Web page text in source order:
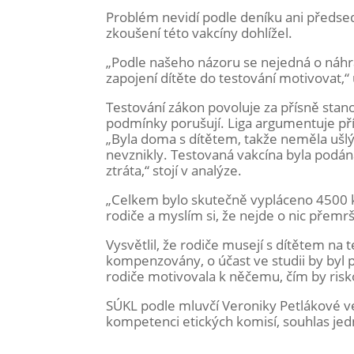
Problém nevidí podle deníku ani
zkoušení této vakcíny dohlížel.
„Podle našeho názoru se nejedná o
zapojení dítěte do testování
Testování zákon povoluje za přísně
podmínky porušují. Liga argumentuje
„Byla doma s dítětem, takže neměla
nevznikly. Testovaná vakcína byla
ztráta,“ stojí v analýze.
„Celkem bylo skutečně vypláceno
rodiče a myslím si, že nejde o nic
Vysvětlil, že rodiče musejí s dítětem na
kompenzovány, o účast ve studii by byl
rodiče motivovala k něčemu, čím by
SÚKL podle mluvčí Veroniky Petlákové
kompetenci etických komisí, souhlas